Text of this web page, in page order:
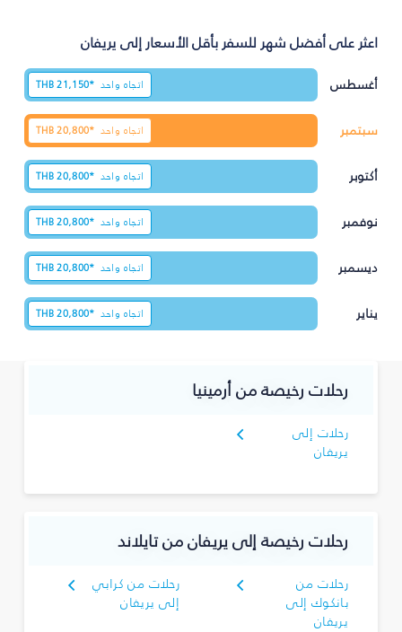
اعثر على أفضل شهر للسفر بأقل الأسعار إلى يريفان
أغسطس اتجاه واحد THB21,150*
سبتمبر اتجاه واحد THB20,800*
أكتوبر اتجاه واحد THB20,800*
نوفمبر اتجاه واحد THB20,800*
ديسمبر اتجاه واحد THB20,800*
يناير اتجاه واحد THB20,800*
رحلات رخيصة من أرمينيا
رحلات إلى
يريفان
رحلات رخيصة إلى يريفان من تايلاند
رحلات من
بانكوك إلى
يريفان
رحلات من كرابي
إلى يريفان